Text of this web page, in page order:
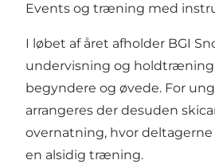
Events og træning med
I løbet af året afholder BGI
undervisning og holdtræning
begyndere og øvede. For
arrangeres der desuden
overnatning, hvor deltagerne
en alsidig træning.